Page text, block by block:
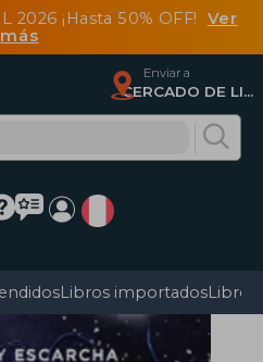
2026 ¡Hasta 50% OFF! Ver
más
Enviar a
CERCADO DE LIMA, Lima
Libros importadosLibros